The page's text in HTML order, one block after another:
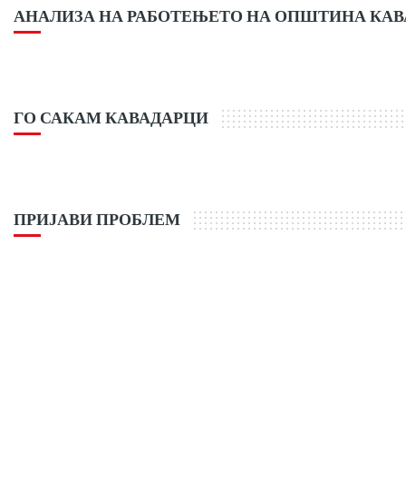
АНАЛИЗА НА РАБОТЕЊЕТО НА ОПШТИНА
ГО САКАМ КАВАДАРЦИ
ПРИЈАВИ ПРОБЛЕМ